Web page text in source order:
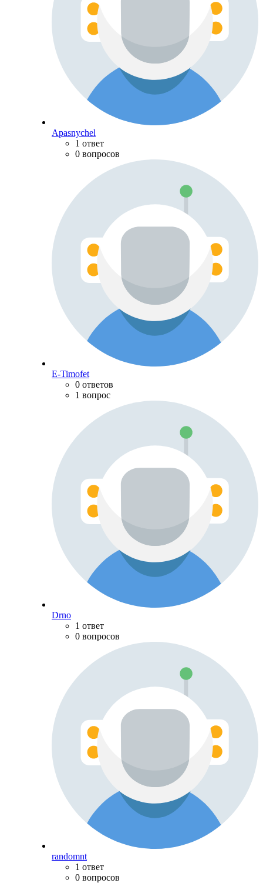
Apasnychel
1 ответ
0 вопросов
E-Timofet
0 ответов
1 вопрос
Drno
1 ответ
0 вопросов
randomnt
1 ответ
0 вопросов